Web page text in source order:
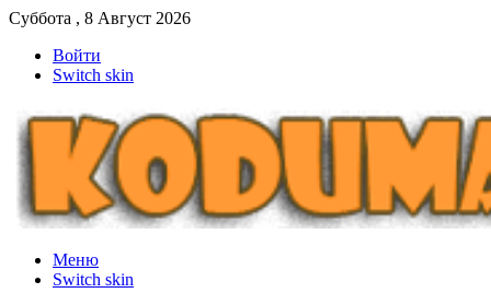
Суббота , 8 Август 2026
Войти
Switch skin
Меню
Switch skin